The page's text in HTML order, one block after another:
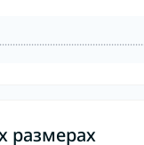
размерах